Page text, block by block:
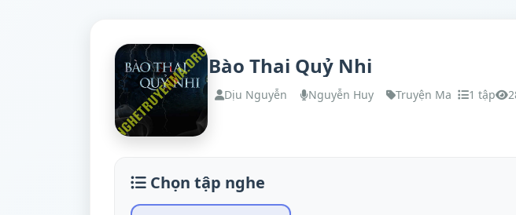
Bào Thai Quỷ Nhi
Dịu Nguyễn Nguyễn Huy Truyện Ma 1 tập
Chọn tập nghe